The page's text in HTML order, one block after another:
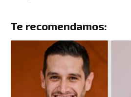
Te recomendamos: